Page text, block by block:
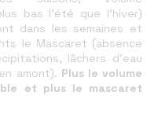
bas l'été que l'hiver)
dans les semaines et
le Mascaret (absence
lâchers d'eau
amont). Plus le volume
et plus le mascaret